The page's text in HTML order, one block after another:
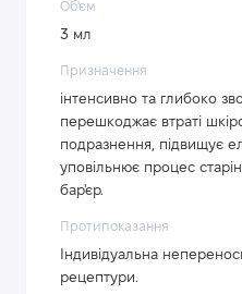
Об'єм
3 мл
Призначення
інтенсивно та глибоко
перешкоджає втраті
подразнення, підвищує
уповільнює процес
бар'єр.
Протипоказання
Індивідуальна
рецептури.